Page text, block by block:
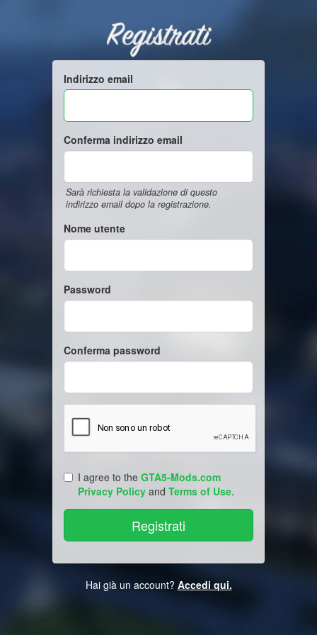
Registrati
Indirizzo email
Conferma indirizzo email
Sarà richiesta la validazione di questo
indirizzo email dopo la registrazione.
Nome utente
Password
Conferma password
I agree to the GTA5-Mods.com
Privacy Policy and Terms of Use.
Hai già un account? Accedi qui.